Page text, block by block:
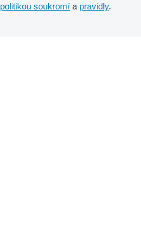
politikou soukromí a pravidly.